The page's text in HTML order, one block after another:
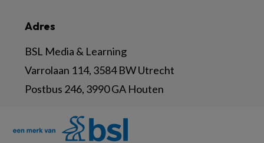
Adres
BSL Media & Learning
Varrolaan 114, 3584 BW Utrecht
Postbus 246, 3990 GA Houten